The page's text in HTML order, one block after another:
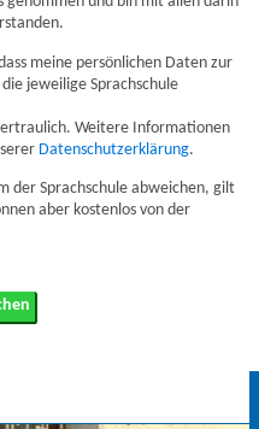
meine persönlichen Daten zur
jeweilige Sprachschule
Weitere Informationen
Datenschutzerklärung.
der Sprachschule abweichen, gilt
aber kostenlos von der